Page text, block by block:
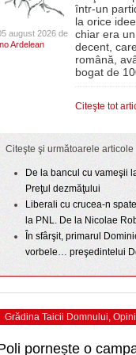
şi
atacă
o nou-promovată
ce a pierdut
- 3 August 2026
cu o victorie
La Muzeul Apei are loc
curgerii. Între transparență și
- 3 August 2026
View all
august 2026 de
Ardelean
într-un
la orice
chiar era
decent,
română,
bogat de
Citeşte tot
Citeşte şi următoarele articole
De la bancul cu vameşii
Preţul dezmăţului
Liberali cu crucea-n
la PNL. De la Nicolae
În sfârşit, primarul
vorbele… preşedintelui
Grădina Taicii Domnului,
pornește o